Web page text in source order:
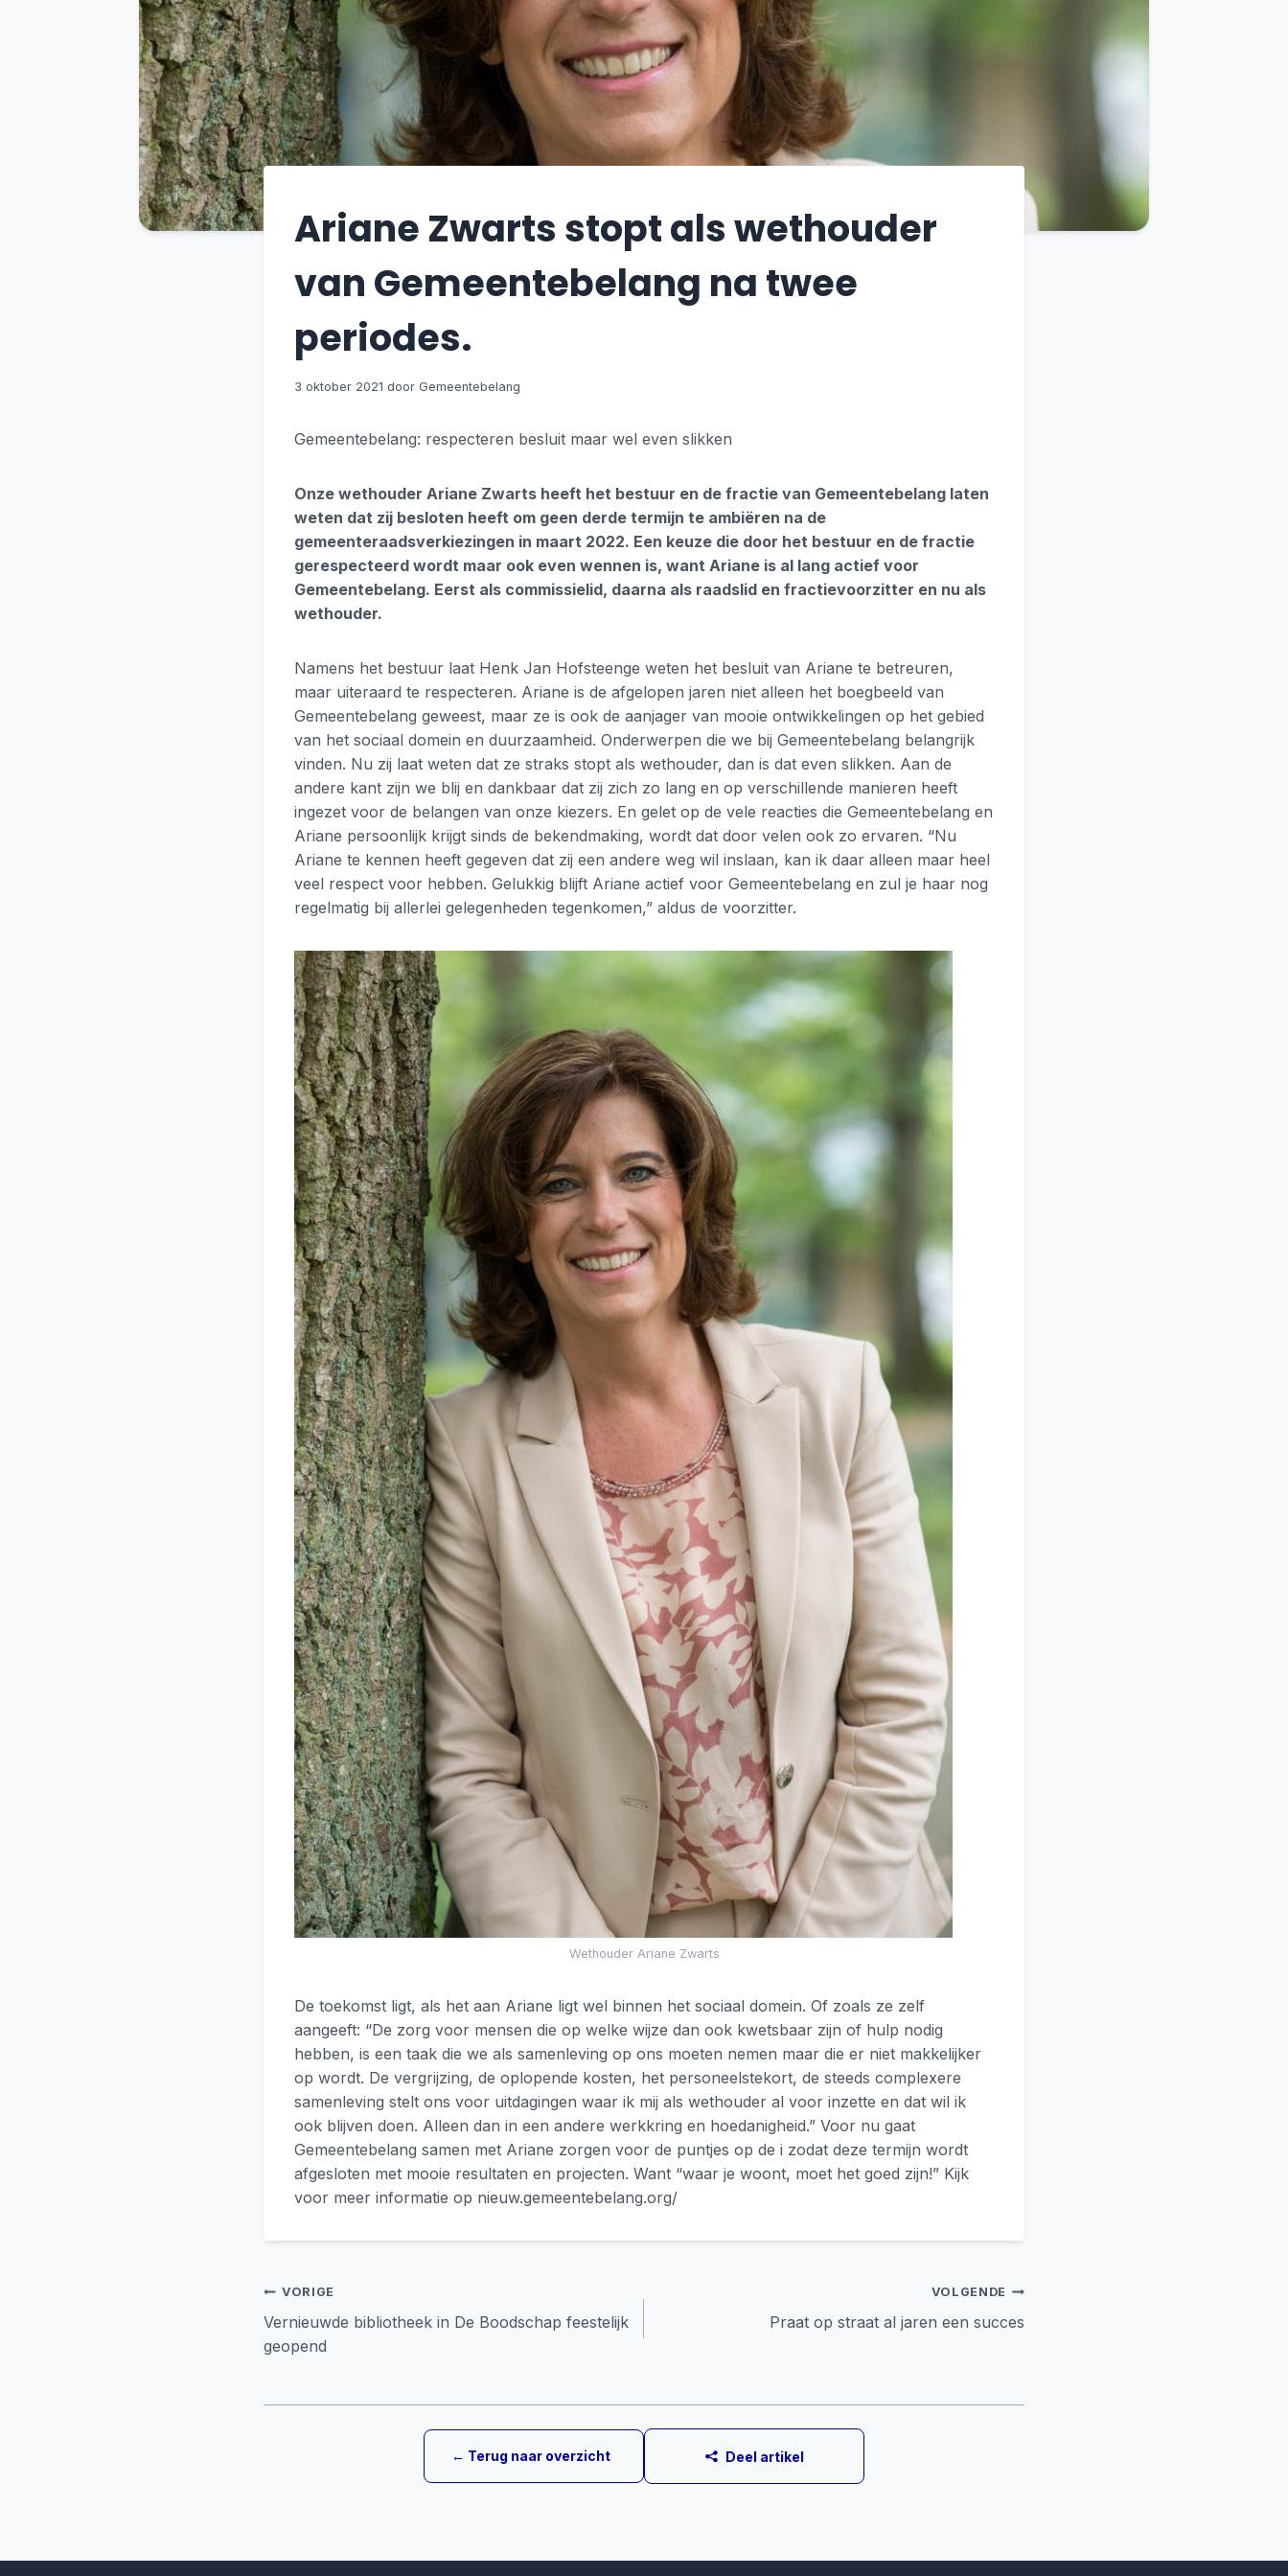
Ariane Zwarts stopt als wethouder
van Gemeentebelang na twee
periodes.
3 oktober 2021
Gemeentebelang: respecteren besluit maar wel even slikken
Onze wethouder Ariane Zwarts heeft het bestuur en de fractie van Gemeentebelang laten
weten dat zij besloten heeft om geen derde termijn te ambiëren na de
gemeenteraadsverkiezingen in maart 2022. Een keuze die door het bestuur en de fractie
gerespecteerd wordt maar ook even wennen is, want Ariane is al lang actief voor
Gemeentebelang. Eerst als commissielid, daarna als raadslid en fractievoorzitter en nu als
wethouder.
Namens het bestuur laat Henk Jan Hofsteenge weten het besluit van Ariane te betreuren,
maar uiteraard te respecteren. Ariane is de afgelopen jaren niet alleen het boegbeeld van
Gemeentebelang geweest, maar ze is ook de aanjager van mooie ontwikkelingen op het gebied
van het sociaal domein en duurzaamheid. Onderwerpen die we bij Gemeentebelang belangrijk
vinden. Nu zij laat weten dat ze straks stopt als wethouder, dan is dat even slikken. Aan de
andere kant zijn we blij en dankbaar dat zij zich zo lang en op verschillende manieren heeft
ingezet voor de belangen van onze kiezers. En gelet op de vele reacties die Gemeentebelang en
Ariane persoonlijk krijgt sinds de bekendmaking, wordt dat door velen ook zo ervaren. “Nu
Ariane te kennen heeft gegeven dat zij een andere weg wil inslaan, kan ik daar alleen maar heel
veel respect voor hebben. Gelukkig blijft Ariane actief voor Gemeentebelang en zul je haar nog
regelmatig bij allerlei gelegenheden tegenkomen,” aldus de voorzitter.
Wethouder Ariane Zwarts
De toekomst ligt, als het aan Ariane ligt wel binnen het sociaal domein. Of zoals ze zelf
aangeeft: “De zorg voor mensen die op welke wijze dan ook kwetsbaar zijn of hulp nodig
hebben, is een taak die we als samenleving op ons moeten nemen maar die er niet makkelijker
op wordt. De vergrijzing, de oplopende kosten, het personeelstekort, de steeds complexere
samenleving stelt ons voor uitdagingen waar ik mij als wethouder al voor inzette en dat wil ik
ook blijven doen. Alleen dan in een andere werkkring en hoedanigheid.” Voor nu gaat
Gemeentebelang samen met Ariane zorgen voor de puntjes op de i zodat deze termijn wordt
afgesloten met mooie resultaten en projecten. Want “waar je woont, moet het goed zijn!” Kijk
voor meer informatie op nieuw.gemeentebelang.org/
Bericht
navigatie
VORIGE
Vernieuwde bibliotheek in De Boodschap feestelijk
geopend
VOLGENDE
Praat op straat al jaren een succes
← Terug naar overzicht Deel artikel